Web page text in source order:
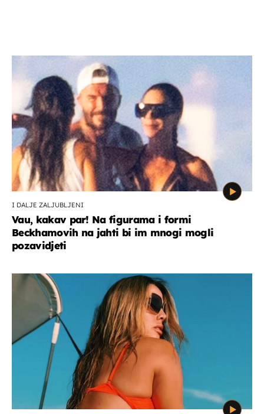
I DALJE ZALJUBLJENI
Vau, kakav par! Na figurama i formi
Beckhamovih na jahti bi im mnogi mogli
pozavidjeti